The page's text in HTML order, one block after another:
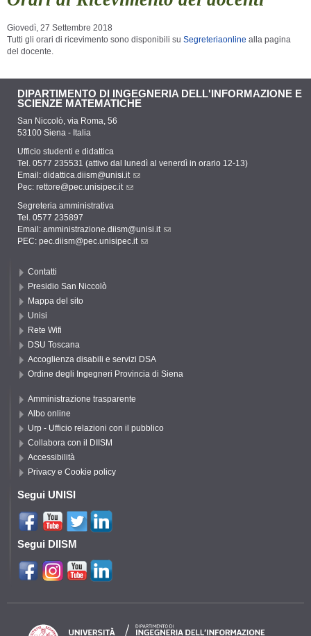
Giovedì, 27 Settembre 2018
Tutti gli orari di ricevimento sono disponibili su Segreteriaonline alla pagina
del docente.
DIPARTIMENTO DI INGEGNERIA DELL'INFORMAZIONE E
SCIENZE MATEMATICHE
San Niccolò, via Roma, 56
53100 Siena - Italia
Ufficio studenti e didattica
Tel. 0577 235531 (attivo dal lunedì al venerdì in orario 12-13)
Email: didattica.diism@unisi.it
Pec: rettore@pec.unisipec.it
Segreteria amministrativa
Tel. 0577 235897
Email: amministrazione.diism@unisi.it
PEC: pec.diism@pec.unisipec.it
Contatti
Presidio San Niccolò
Mappa del sito
Unisi
Rete Wifi
DSU Toscana
Accoglienza disabili e servizi DSA
Ordine degli Ingegneri Provincia di Siena
Amministrazione trasparente
Albo online
Urp - Ufficio relazioni con il pubblico
Collabora con il DIISM
Accessibilità
Privacy e Cookie policy
Segui UNISI
Segui DIISM